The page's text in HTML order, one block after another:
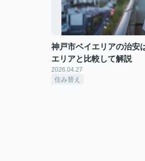
神戸市ベイエリアの治安
エリアと比較して解説
2026.04.27
住み替え